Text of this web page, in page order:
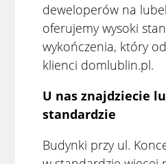
deweloperów na
oferujemy wysoki
wykończenia, który
klienci domlublin.pl.
U nas znajdziecie
standardzie
Budynki przy ul.